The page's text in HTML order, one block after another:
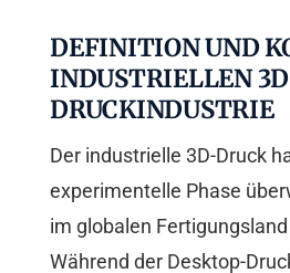
DEFINITION UND
INDUSTRIELLEN
DRUCKINDUSTRIE
Der industrielle 3D-Druck
experimentelle Phase
im globalen
Während der Desktop-